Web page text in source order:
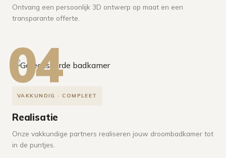
Ontvang een persoonlijk 3D ontwerp op maat en een
transparante offerte.
04
VAKKUNDIG · COMPLEET
Realisatie
Onze vakkundige partners realiseren jouw droombadkamer tot
in de puntjes.